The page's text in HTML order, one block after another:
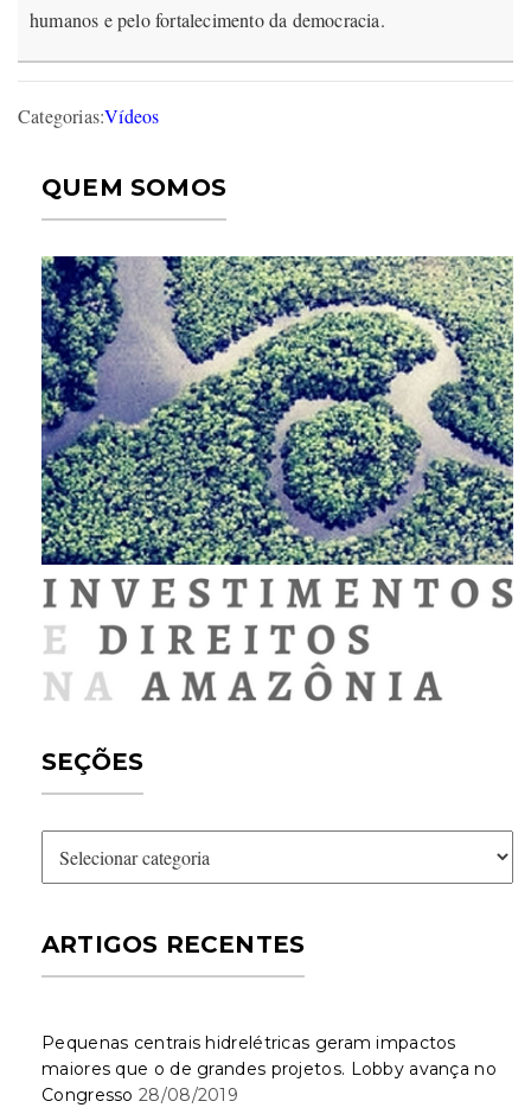
humanos e pelo fortalecimento da democracia.
Categorias:Vídeos
QUEM SOMOS
SEÇÕES
Seções
ARTIGOS RECENTES
Pequenas centrais hidrelétricas geram impactos
maiores que o de grandes projetos. Lobby avança no
Congresso 28/08/2019